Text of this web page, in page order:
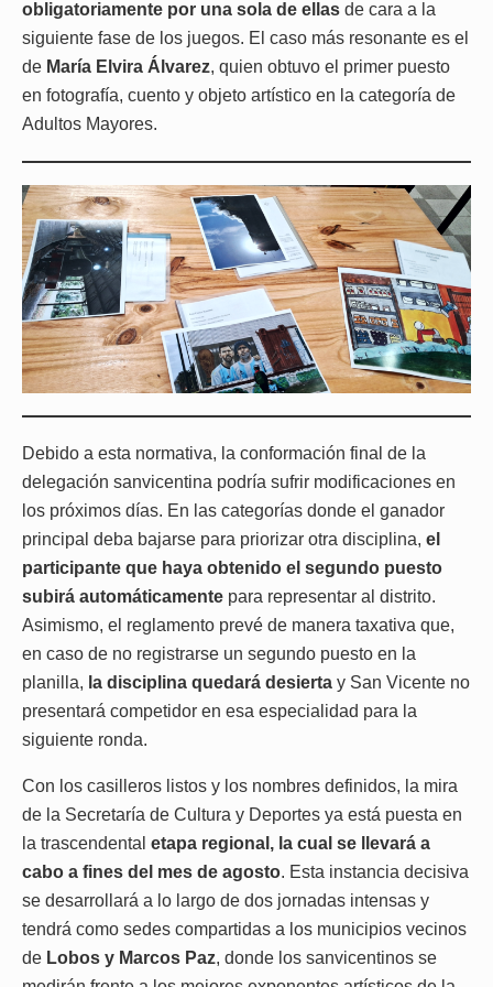
obligatoriamente por una sola de ellas de cara a la
siguiente fase de los juegos. El caso más resonante es el
de María Elvira Álvarez, quien obtuvo el primer puesto
en fotografía, cuento y objeto artístico en la categoría de
Adultos Mayores.
Debido a esta normativa, la conformación final de la
delegación sanvicentina podría sufrir modificaciones en
los próximos días. En las categorías donde el ganador
principal deba bajarse para priorizar otra disciplina, el
participante que haya obtenido el segundo puesto
subirá automáticamente para representar al distrito.
Asimismo, el reglamento prevé de manera taxativa que,
en caso de no registrarse un segundo puesto en la
planilla, la disciplina quedará desierta y San Vicente no
presentará competidor en esa especialidad para la
siguiente ronda.
Con los casilleros listos y los nombres definidos, la mira
de la Secretaría de Cultura y Deportes ya está puesta en
la trascendental etapa regional, la cual se llevará a
cabo a fines del mes de agosto. Esta instancia decisiva
se desarrollará a lo largo de dos jornadas intensas y
tendrá como sedes compartidas a los municipios vecinos
de Lobos y Marcos Paz, donde los sanvicentinos se